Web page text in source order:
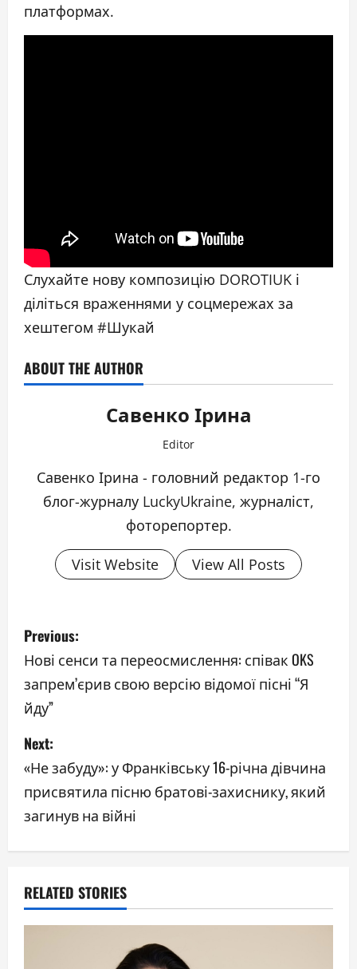
платформах.
Слухайте нову композицію DOROTIUK і
діліться враженнями у соцмережах за
хештегом #Шукай
ABOUT THE AUTHOR
Савенко Ірина
Editor
Савенко Ірина - головний редактор 1-го
блог-журналу LuckyUkraine, журналіст,
фоторепортер.
Visit Website View All Posts
P
o
s
n
a
v
i
g
a
Previous:
Нові сенси та переосмислення: співак OKS
запрем’єрив свою версію відомої пісні “Я
йду”
Next:
«Не забуду»: у Франківську 16-річна дівчина
присвятила пісню братові-захиснику, який
загинув на війні
RELATED STORIES